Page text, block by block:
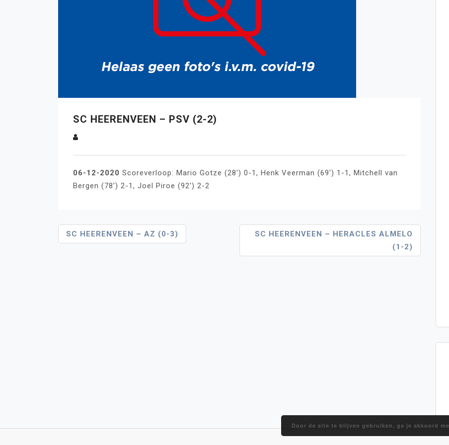
SC HEERENVEEN – PSV (2-2)
06-12-2020 Scoreverloop: Mario Gotze (28′) 0-1, Henk Veerman (69′) 1-1, Mitchell van
Bergen (78′) 2-1, Joel Piroe (92′) 2-2
Bericht
SC HEERENVEEN – AZ (0-3)
SC HEERENVEEN – HERACLES ALMELO
(1-2)
Door de site te blijven gebruiken, ga je akkoord